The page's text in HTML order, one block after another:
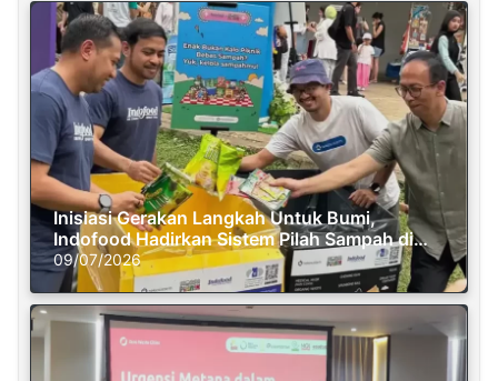
Inisiasi Gerakan Langkah Untuk Bumi,
Indofood Hadirkan Sistem Pilah Sampah di
Semasa Piknik
09/07/2026